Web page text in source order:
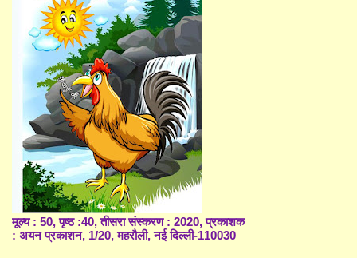
मूल्य : 50, पृष्ठ :40, तीसरा संस्करण : 2020, प्रकाशक
: अयन प्रकाशन, 1/20, महरौली, नई दिल्ली-110030